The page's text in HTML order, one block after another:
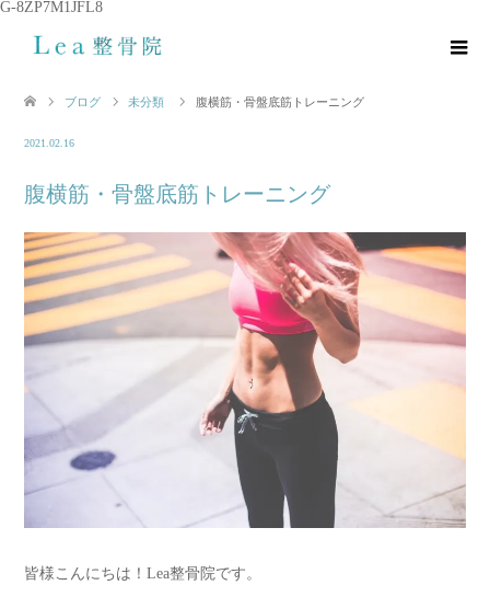
G-8ZP7M1JFL8
ブログ 未分類 腹横筋・骨盤底筋トレーニング
2021.02.16
腹横筋・骨盤底筋トレーニング
皆様こんにちは！Lea整骨院です。